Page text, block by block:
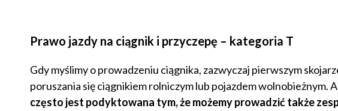
Prawo jazdy na ciągnik i przyczepę – kategoria T
Gdy myślimy o prowadzeniu ciągnika, zazwyczaj pierwszym
poruszania się ciągnikiem rolniczym lub pojazdem wolnobieżnym.
często jest podyktowana tym, że możemy prowadzić także